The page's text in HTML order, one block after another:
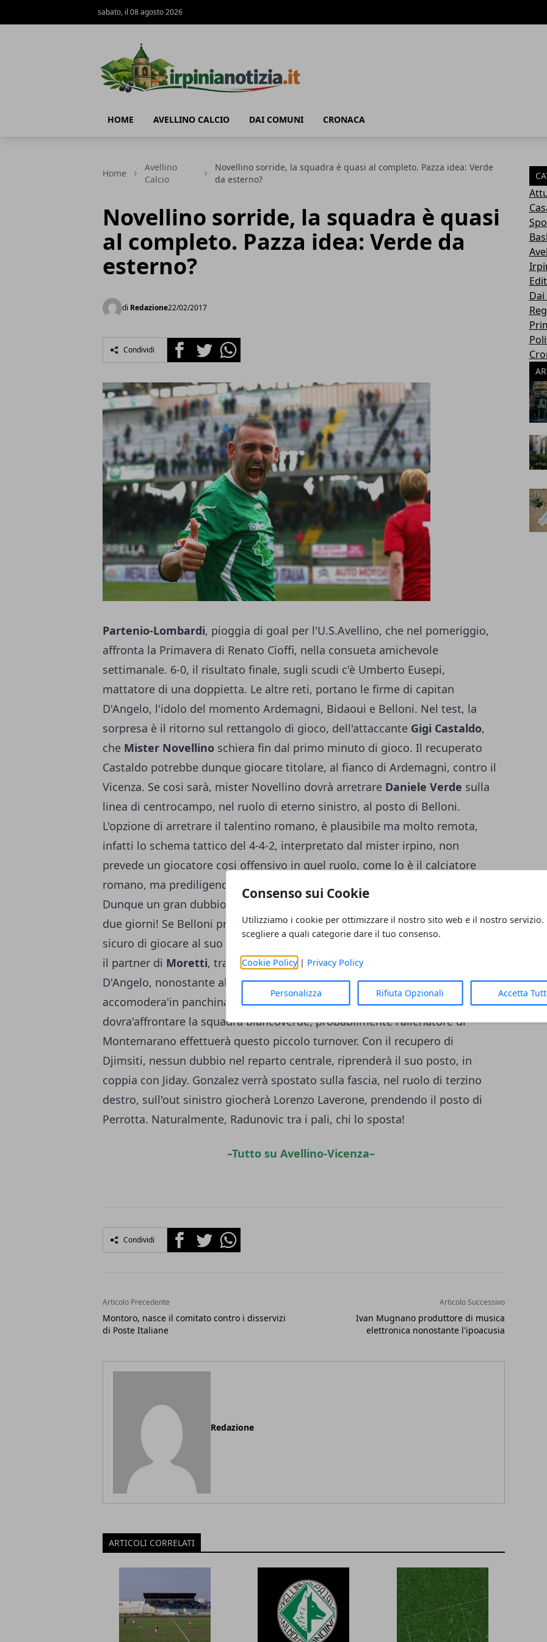
Consenso sui Cookie
Utilizziamo i cookie per ottimizzare il nostro sito web e il nostro servizio.
scegliere a quali categorie dare il tuo consenso.
Cookie Policy| Privacy Policy
Personalizza Rifiuta Opzionali Accetta
sabato, il 08 agosto 2026
HOME AVELLINO CALCIO DAI COMUNI CRONACA
Home
Avellino
Calcio
Novellino sorride, la squadra è quasi al completo. Pazza idea: Verde
da esterno?
Novellino sorride, la squadra è quasi
al completo. Pazza idea: Verde da
esterno?
di Redazione22/02/2017
Condividi FacebookTwitterWhatsapp
Partenio-Lombardi, pioggia di goal per l'U.S.Avellino, che nel pomeriggio,
affronta la Primavera di Renato Cioffi, nella consueta amichevole
settimanale. 6-0, il risultato finale, sugli scudi c'è Umberto Eusepi,
mattatore di una doppietta. Le altre reti, portano le firme di capitan
D'Angelo, l'idolo del momento Ardemagni, Bidaoui e Belloni. Nel test, la
sorpresa è il ritorno sul rettangolo di gioco, dell'attaccante Gigi Castaldo,
che Mister Novellino schiera fin dal primo minuto di gioco. Il recuperato
Castaldo potrebbe dunque giocare titolare, al fianco di Ardemagni, contro il
Vicenza. Se cosi sarà, mister Novellino dovrà arretrare Daniele Verde sulla
linea di centrocampo, nel ruolo di eterno sinistro, al posto di Belloni.
L'opzione di arretrare il talentino romano, è plausibile ma molto remota,
infatti lo schema tattico del 4-4-2, interpretato dal mister irpino, non
prevede un giocatore cosi offensivo in quel ruolo, come lo è il calciatore
romano, ma prediligendo un giocatore più equilibrato come
Dunque un gran dubbio in attacco, che solo il mister scioglierà nei prossimi
due giorni! Se Belloni probabilmente lascerà il suo posto a Verde, quello
sicuro di giocare al suo posto a destra, è
Lasik
il partner di Moretti, tra l'altro recuperato, Paghera ed Omeonga. Capitan
D'Angelo, nonostante abbia recuperato dall'infortunio, probabilmente si
accomodera'in panchina, in vista dei due impegni ravvicinati che
dovra'affrontare la squadra biancoverde, probabilmente l'allenatore di
Montemarano effettuerà questo piccolo turnover. Con il recupero di
Djimsiti, nessun dubbio nel reparto centrale, riprenderà il suo posto, in
coppia con Jiday. Gonzalez verrà spostato sulla fascia, nel ruolo di terzino
destro, sull'out sinistro giocherà Lorenzo Laverone, prendendo il posto di
Perrotta. Naturalmente, Radunovic tra i pali, chi lo sposta!
–Tutto su Avellino-Vicenza–
Condividi FacebookTwitterWhatsapp
Articolo Precedente
Montoro, nasce il comitato contro i disservizi
di Poste Italiane
Articolo Successivo
Ivan Mugnano produttore di musica
elettronica nonostante l'ipoacusia
Redazione
ARTICOLI CORRELATI